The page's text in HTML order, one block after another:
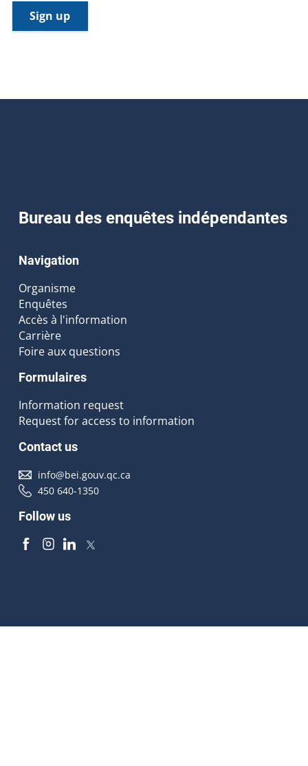
Sign up
Bureau des enquêtes indépendantes
Navigation
Organisme
Enquêtes
Accès à l'information
Carrière
Foire aux questions
Formulaires
Information request
Request for access to information
Contact us
info@bei.gouv.qc.ca
450 640-1350
Follow us